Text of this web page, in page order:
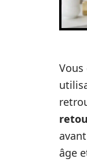
Vous
âge